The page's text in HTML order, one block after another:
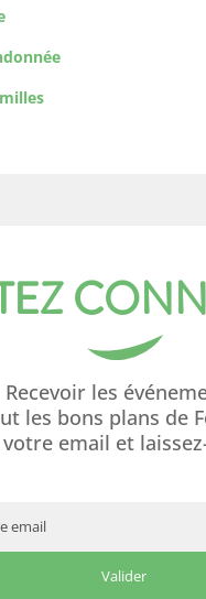
Recevoir les
les bons plans de
email et